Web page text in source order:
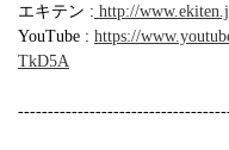
エキテン : http://
YouTube : https://
TkD5A